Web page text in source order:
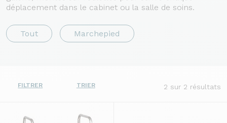
déplacement dans le cabinet ou la salle de soins.
Tout Marchepied
FILTRER TRIER 2 sur 2 résultats